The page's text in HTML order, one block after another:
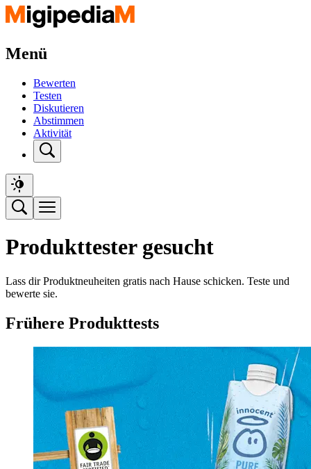
Menü
Bewerten
Testen
Diskutieren
Abstimmen
Aktivität
Produkttester gesucht
Lass dir Produktneuheiten gratis nach Hause schicken. Teste und
bewerte sie.
Frühere Produkttests